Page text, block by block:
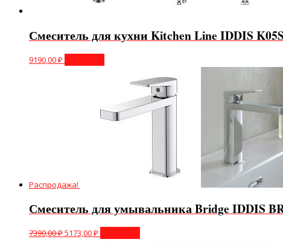
Смеситель для кухни Kitchen Line IDDIS
9190,00₽
Распродажа!
Смеситель для умывальника Bridge IDDIS
7390,00₽5173,00₽